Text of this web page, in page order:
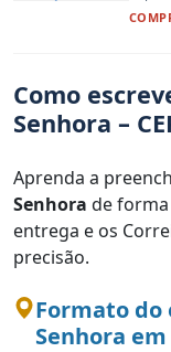
Como
Senhora –
Aprenda a
Senhora de forma
entrega e os
precisão.
Formato do
Senhora